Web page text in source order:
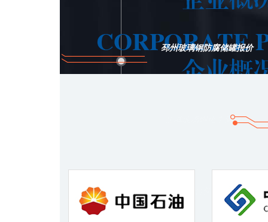
邳州玻璃钢防腐储罐报价
盐城玻璃钢化学储罐厂
玻璃钢复合储罐哪里不错